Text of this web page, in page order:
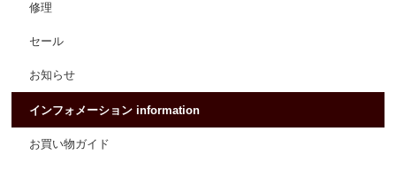
修理
セール
お知らせ
インフォメーション information
お買い物ガイド